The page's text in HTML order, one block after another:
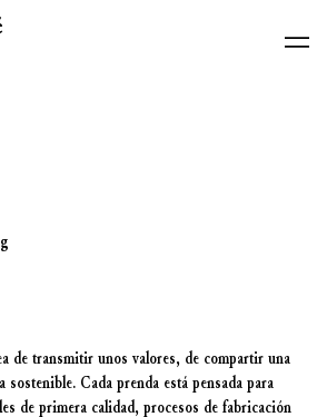
de transmitir unos valores, de compartir una
Cada prenda está pensada para
de primera calidad, procesos de fabricación